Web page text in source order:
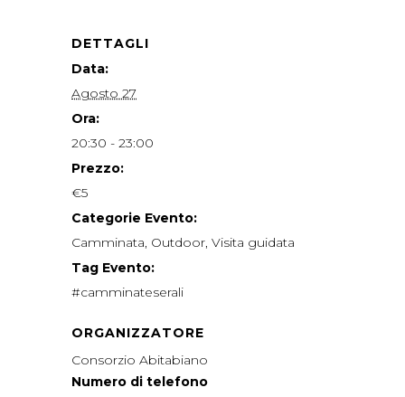
DETTAGLI
Data:
Agosto 27
Ora:
20:30 - 23:00
Prezzo:
€5
Categorie Evento:
Camminata, Outdoor, Visita guidata
Tag Evento:
#camminateserali
ORGANIZZATORE
Consorzio Abitabiano
Numero di telefono